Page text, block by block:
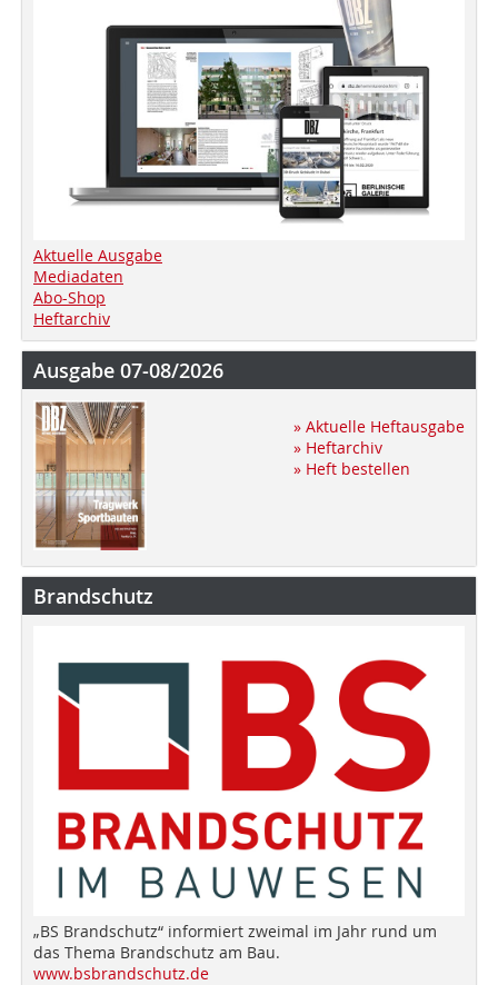
Aktuelle Ausgabe
Mediadaten
Abo-Shop
Heftarchiv
Ausgabe 07-08/2026
» Aktuelle Heftausgabe
» Heftarchiv
» Heft bestellen
Brandschutz
„BS Brandschutz“ informiert zweimal im Jahr rund um
das Thema Brandschutz am Bau.
www.bsbrandschutz.de